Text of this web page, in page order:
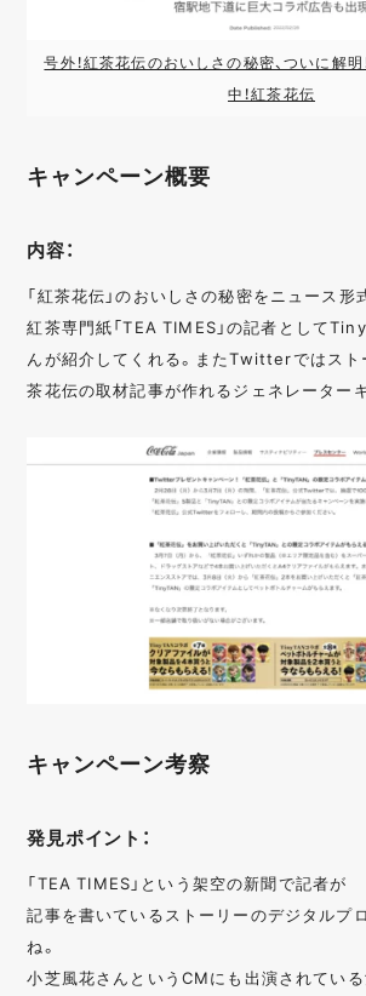
号外！紅茶花伝のおいしさの秘密、ついに解
中！紅茶花伝
キャンペーン概要
内容：
「紅茶花伝」のおいしさの秘密をニュース
紅茶専門紙「TEA TIMES」の記者として
んが紹介してくれる。またTwitterではスト
茶花伝の取材記事が作れるジェネレーター
キャンペーン考察
発見ポイント：
「TEA TIMES」という架空の新聞で記者が
記事を書いているストーリーのデジタルプ
ね。
小芝風花さんというCMにも出演されてい